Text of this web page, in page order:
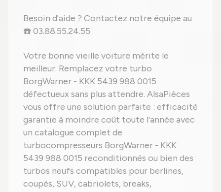
Besoin d'aide ? Contactez notre équipe au
☎️ 03.88.55.24.55
Votre bonne vieille voiture mérite le
meilleur. Remplacez votre turbo
BorgWarner - KKK 5439 988 0015
défectueux sans plus attendre. AlsaPièces
vous offre une solution parfaite : efficacité
garantie à moindre coût toute l'année avec
un catalogue complet de
turbocompresseurs BorgWarner - KKK
5439 988 0015 reconditionnés ou bien des
turbos neufs compatibles pour berlines,
coupés, SUV, cabriolets, breaks,